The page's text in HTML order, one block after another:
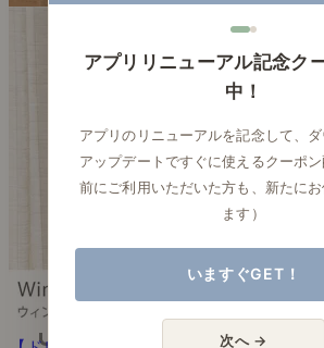
アプリリニューアル記念ク
中！
アプリのリニューアルを記念して、
アップデートですぐに使えるクーポ
前にご利用いただいた方も、新たに
ます）
いますぐGET！
次へ →